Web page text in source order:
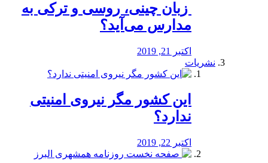
️ زبان چینی، روسی و ترکی به
مدارس می‌آید؟
اکتبر 21, 2019
نشریات
این کشور مگر نیروی امنیتی
ندارد؟
اکتبر 22, 2019